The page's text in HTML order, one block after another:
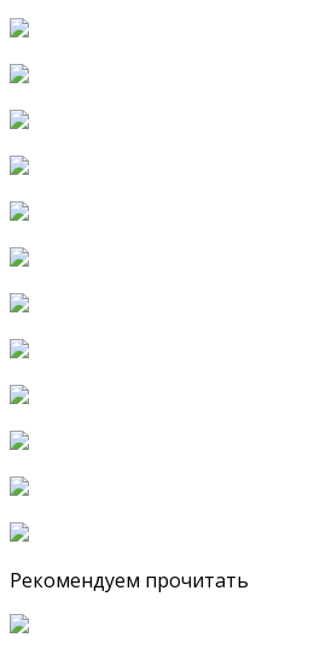
Рекомендуем прочитать